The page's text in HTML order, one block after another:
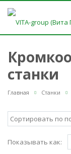
станки
Главная Станки
Показывать как: